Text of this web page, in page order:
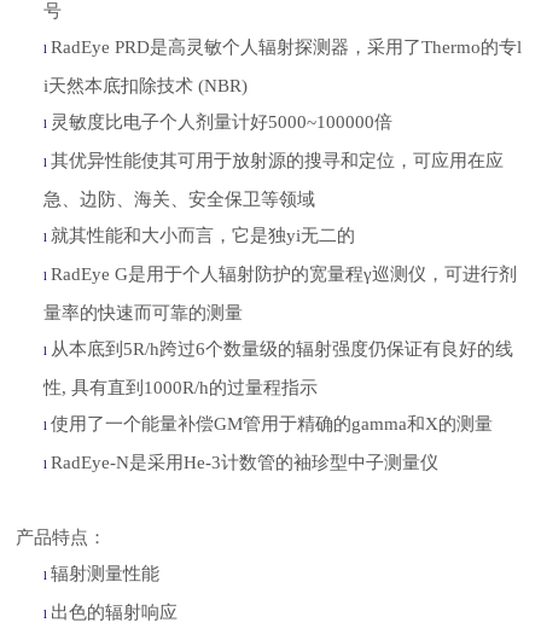
号
l RadEye PRD是高灵敏个人辐射探测器，采用了Thermo的专l
i天然本底扣除技术 (NBR)
l 灵敏度比电子个人剂量计好5000~100000倍
l其优异性能使其可用于放射源的搜寻和定位，可应用在应
急、边防、海关、安全保卫等领域
l 就其性能和大小而言，它是独yi无二的
l RadEye G是用于个人辐射防护的宽量程γ巡测仪，可进行剂
量率的快速而可靠的测量
l 从本底到 5R/h跨过6个数量级的辐射强度仍保证有良好的线
性, 具有直到1000R/h的过量程指示
l使用了一个能量补偿GM管用于精确的gamma和X的测量
l RadEye-N是采用He-3计数管的袖珍型中子测量仪
产品特点：
l辐射测量性能
l 出色的辐射响应